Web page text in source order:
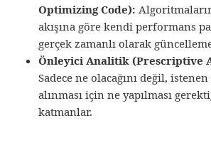
Optimizing Code):
akışına göre kendi performans
gerçek zamanlı olarak
Önleyici Analitik (Prescriptive
Sadece ne olacağını değil,
alınması için ne yapılması
katmanlar.